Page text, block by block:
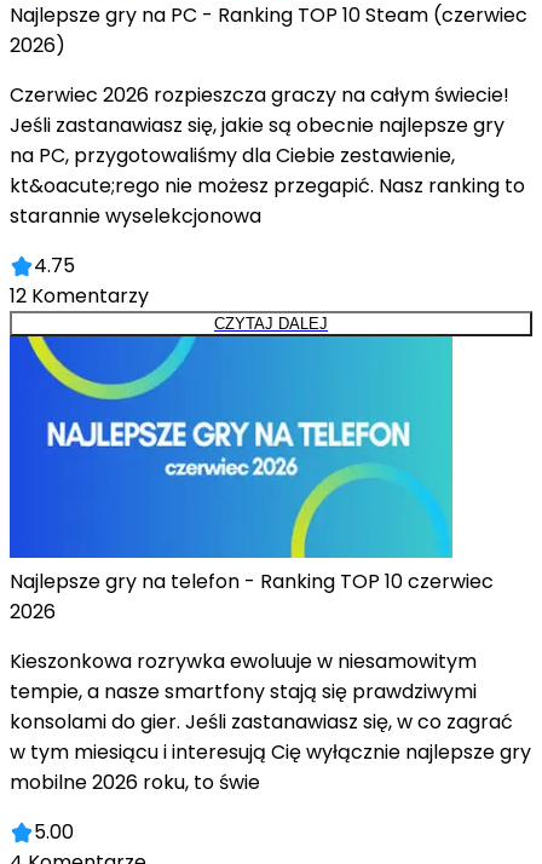
Najlepsze gry na PC - Ranking TOP 10 Steam (czerwiec
2026)
Czerwiec 2026 rozpieszcza graczy na całym świecie!
Jeśli zastanawiasz się, jakie są obecnie najlepsze gry
na PC, przygotowaliśmy dla Ciebie zestawienie,
kt&oacute;rego nie możesz przegapić. Nasz ranking to
starannie wyselekcjonowa
4.75
12 Komentarzy
CZYTAJ DALEJ
Najlepsze gry na telefon - Ranking TOP 10 czerwiec
2026
Kieszonkowa rozrywka ewoluuje w niesamowitym
tempie, a nasze smartfony stają się prawdziwymi
konsolami do gier. Jeśli zastanawiasz się, w co zagrać
w tym miesiącu i interesują Cię wyłącznie najlepsze gry
mobilne 2026 roku, to świe
5.00